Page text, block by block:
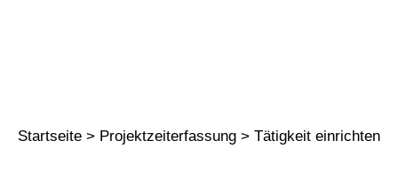
Startseite > Projektzeiterfassung > Tätigkeit einrichten